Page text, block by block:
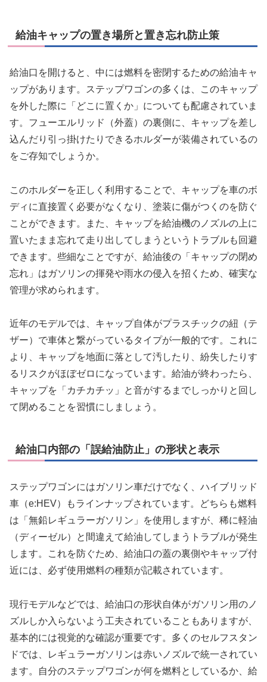
給油キャップの置き場所と置き忘れ防止策
給油口を開けると、中には燃料を密閉するための給油キャ
ップがあります。ステップワゴンの多くは、このキャップ
を外した際に「どこに置くか」についても配慮されていま
す。フューエルリッド（外蓋）の裏側に、キャップを差し
込んだり引っ掛けたりできるホルダーが装備されているの
をご存知でしょうか。
このホルダーを正しく利用することで、キャップを車のボ
ディに直接置く必要がなくなり、塗装に傷がつくのを防ぐ
ことができます。また、キャップを給油機のノズルの上に
置いたまま忘れて走り出してしまうというトラブルも回避
できます。些細なことですが、給油後の「キャップの閉め
忘れ」はガソリンの揮発や雨水の侵入を招くため、確実な
管理が求められます。
近年のモデルでは、キャップ自体がプラスチックの紐（テ
ザー）で車体と繋がっているタイプが一般的です。これに
より、キャップを地面に落として汚したり、紛失したりす
るリスクがほぼゼロになっています。給油が終わったら、
キャップを「カチカチッ」と音がするまでしっかりと回し
て閉めることを習慣にしましょう。
給油口内部の「誤給油防止」の形状と表示
ステップワゴンにはガソリン車だけでなく、ハイブリッド
車（e:HEV）もラインナップされています。どちらも燃料
は「無鉛レギュラーガソリン」を使用しますが、稀に軽油
（ディーゼル）と間違えて給油してしまうトラブルが発生
します。これを防ぐため、給油口の蓋の裏側やキャップ付
近には、必ず使用燃料の種類が記載されています。
現行モデルなどでは、給油口の形状自体がガソリン用のノ
ズルしか入らないよう工夫されていることもありますが、
基本的には視覚的な確認が重要です。多くのセルフスタン
ドでは、レギュラーガソリンは赤いノズルで統一されてい
ます。自分のステップワゴンが何を燃料としているか、給